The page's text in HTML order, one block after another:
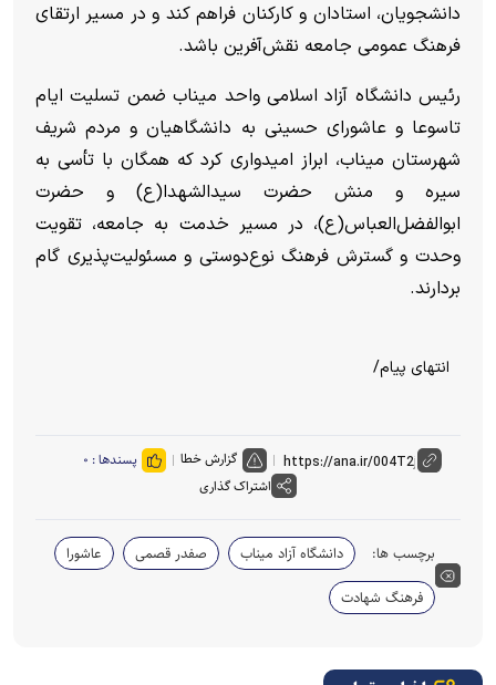
دانشجویان، استادان و کارکنان فراهم کند و در مسیر ارتقای
فرهنگ عمومی جامعه نقش‌آفرین باشد.
رئیس دانشگاه آزاد اسلامی واحد میناب ضمن تسلیت ایام
تاسوعا و عاشورای حسینی به دانشگاهیان و مردم شریف
شهرستان میناب، ابراز امیدواری کرد که همگان با تأسی به
سیره و منش حضرت سیدالشهدا(ع) و حضرت
ابوالفضل‌العباس(ع)، در مسیر خدمت به جامعه، تقویت
وحدت و گسترش فرهنگ نوع‌دوستی و مسئولیت‌پذیری گام
بردارند.
انتهای پیام/
گزارش خطا پسندها : ۰
اشتراک گذاری
برچسب ها: دانشگاه آزاد میناب صفدر قصمی
عاشورا
فرهنگ شهادت